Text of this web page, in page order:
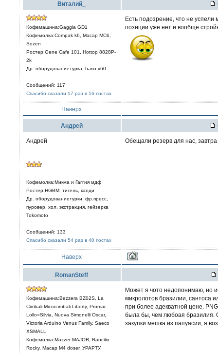
Виталий_
Кофемашина:Gaggia GD1
Кофемолка:Compak k6, Macap MC6,
Sozen
Ростер:Gene Cafe 101, Hottop 8828P-
2k
Др. оборудованиетурка, hario v60
Сообщений: 117
Спасибо сказали 17 раз в 16 постах
Есть подозрение, что не
позиции уже нет и вообще
Наверх
Aндрей
Андрей
Кофемолка:Микма и Гаггия мдф
Ростер:HGBM, тигель, калди
Др. оборудованиетурки, фр.пресс,
пуровер, хол. экстракция, гейзерка
Tokomoto
Сообщений: 133
Спасибо сказали 54 раз в 40 постах
Обещали резерв для нас,
Наверх
RomanSteff
Кофемашина:Bezzera BZ02S, La
Cimbali Microcimbali Liberty, Promac
Lollo=Silvia, Nuova Simonelli Oscar,
Victoria Arduino Venus Family, Saeco
XSMALL
Кофемолка:Mazzer MAJOR, Rancilio
Rocky, Macap M4 doser, УРАРТУ,
Может я чото недопонимаю, но
микролотов бразилии, сантоса
при более адекватной цене.
была бы, чем любоая бразилия.
закупки мешка из папуасии, я